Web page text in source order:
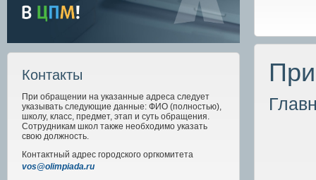
Контакты
При обращении на указанные адреса следует
указывать следующие данные: ФИО (полностью),
школу, класс, предмет, этап и суть обращения.
Сотрудникам школ также необходимо указать
свою должность.
Контактный адрес городского оргкомитета
vos@olimpiada.ru